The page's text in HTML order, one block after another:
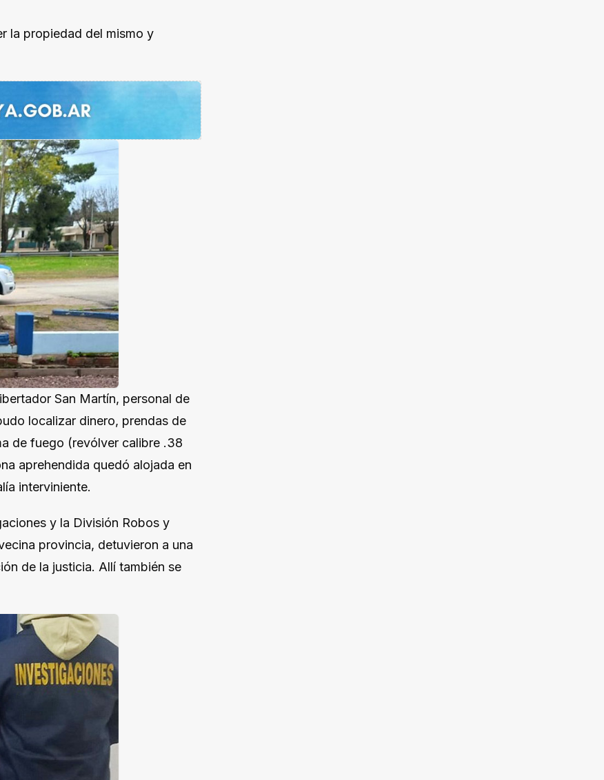
la propiedad del mismo y
San Martín, personal de
localizar dinero, prendas de
de fuego (revólver calibre .38
aprehendida quedó alojada en
interviniente.
y la División Robos y
provincia, detuvieron a una
de la justicia. Allí también se